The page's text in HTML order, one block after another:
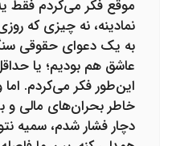
موقع فکر می‌کردم فقط
نمادینه، نه چیزی که
به یک دعوای حقوقی
عاشق هم بودیم؛ یا
این‌طور فکر می‌کردم. اما
خاطر بحران‌های مالی و
دچار فشار شدم، سمیه